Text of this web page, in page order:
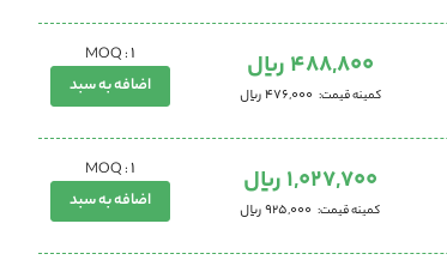
488,800 ریال
کمینه قیمت 476,000 ریال
MOQ : 1
اضافه به سبد
1,027,700 ریال
کمینه قیمت 925,000 ریال
MOQ : 1
اضافه به سبد